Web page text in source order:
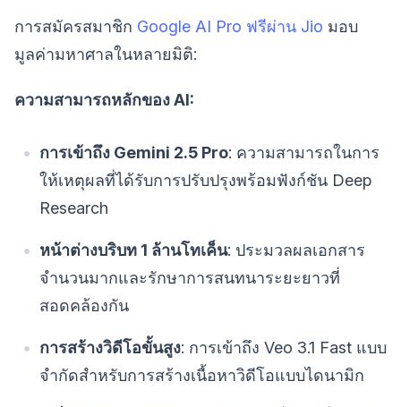
การสมัครสมาชิก Google AI Pro ฟรีผ่าน Jio มอบ
มูลค่ามหาศาลในหลายมิติ:
ความสามารถหลักของ AI:
การเข้าถึง Gemini 2.5 Pro: ความสามารถในการ
ให้เหตุผลที่ได้รับการปรับปรุงพร้อมฟังก์ชัน Deep
Research
หน้าต่างบริบท 1 ล้านโทเค็น: ประมวลผลเอกสาร
จำนวนมากและรักษาการสนทนาระยะยาวที่
สอดคล้องกัน
การสร้างวิดีโอขั้นสูง: การเข้าถึง Veo 3.1 Fast แบบ
จำกัดสำหรับการสร้างเนื้อหาวิดีโอแบบไดนามิก